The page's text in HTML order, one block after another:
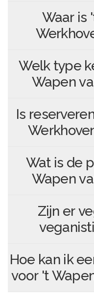
Waar is
Welk type
Wapen
Is
Wat is de
Wapen
Zijn er
Hoe kan ik
voor 't